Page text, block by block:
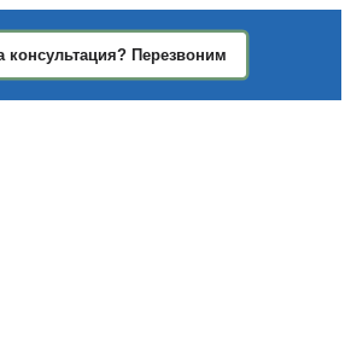
консультация? Перезвоним